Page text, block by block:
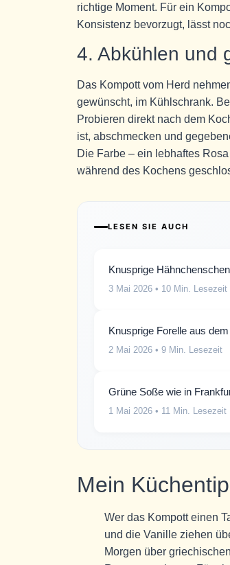
richtige Moment. Für ein
Konsistenz bevorzugt, lässt
4. Abkühlen und
Das Kompott vom Herd
gewünscht, im Kühlschrank.
Probieren direkt nach dem
ist, abschmecken und
Die Farbe – ein lebhaftes
während des Kochens
LESEN SIE AUCH
Knusprige
3 Mai 2026 • 10 Min. Lesezeit
Knusprige Forelle aus
2 Mai 2026 • 9 Min. Lesezeit
Grüne Soße wie in
1 Mai 2026 • 11 Min. Lesezeit
Mein
Wer das Kompott einen
und die Vanille ziehen
Morgen über